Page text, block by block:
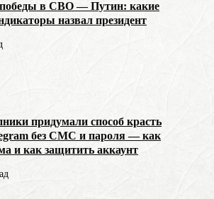
победы в СВО — Путин: какие
назвал президент
придумали способ красть
без СМС и пароля — как
и как защитить аккаунт